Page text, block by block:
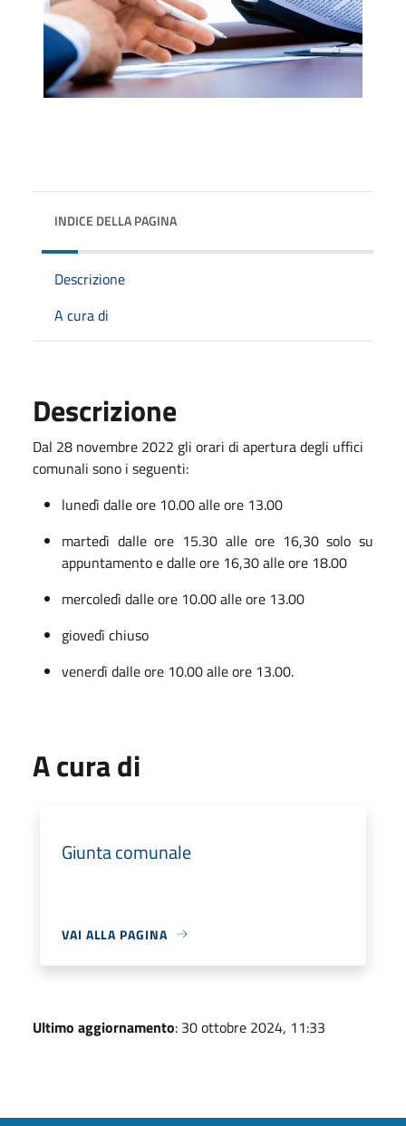
INDICE DELLA PAGINA
Descrizione
A cura di
Descrizione
Dal 28 novembre 2022 gli orari di apertura degli uffici
comunali sono i seguenti:
lunedì dalle ore 10.00 alle ore 13.00
martedì dalle ore 15.30 alle ore 16,30 solo su
appuntamento e dalle ore 16,30 alle ore 18.00
mercoledì dalle ore 10.00 alle ore 13.00
giovedì chiuso
venerdì dalle ore 10.00 alle ore 13.00.
A cura di
Giunta comunale
VAI ALLA PAGINA
Ultimo aggiornamento: 30 ottobre 2024, 11:33